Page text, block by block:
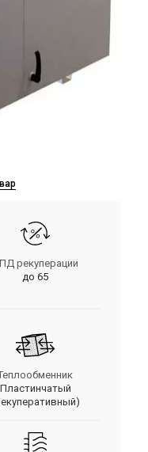
рекуперации
до 65
Пластинчатый